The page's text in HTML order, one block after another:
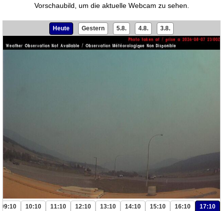
Vorschaubild, um die aktuelle Webcam zu sehen.
Heute Gestern 5.8. 4.8. 3.8.
09:10 10:10 11:10 12:10 13:10 14:10 15:10 16:10 17:10